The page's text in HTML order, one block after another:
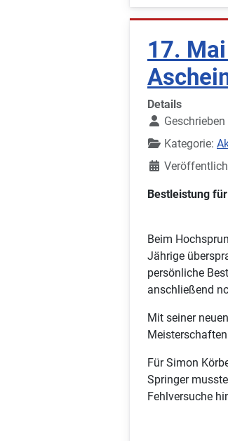
17.
Details
Geschrieben
Kategorie:
Bestleistung
Beim
Jährige
persönliche
anschließend
Mit seiner
Für Simon
Springer
Fehlversuche